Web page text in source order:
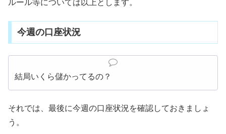
ルール等については以上とします。
今週の口座状況
結局いくら儲かってるの？
それでは、最後に今週の口座状況を確認しておきましょ
う。